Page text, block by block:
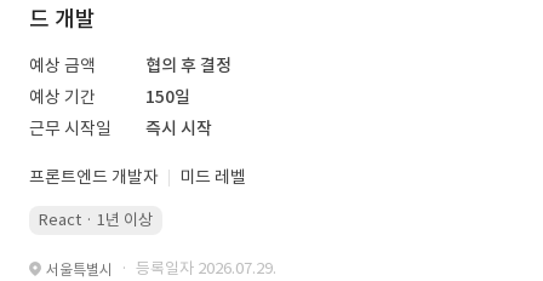
드 개발
예상 금액
협의 후 결정
예상 기간
150일
근무 시작일
즉시 시작
프론트엔드 개발자 미드 레벨
React · 1년 이상
서울특별시 · 등록일자 2026.07.29.